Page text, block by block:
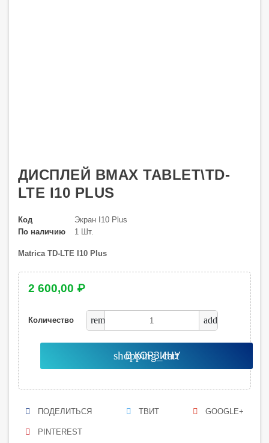
ДИСПЛЕЙ BMAX TABLET\TD-
LTE I10 PLUS
Код
Экран I10 Plus
По наличию
1 Шт.
Matrica TD-LTE I10 Plus
2 600,00 ₽
Количество remove add
shopping_cart
В КОРЗИНУ
ПОДЕЛИТЬСЯ ТВИТ GOOGLE+
PINTEREST